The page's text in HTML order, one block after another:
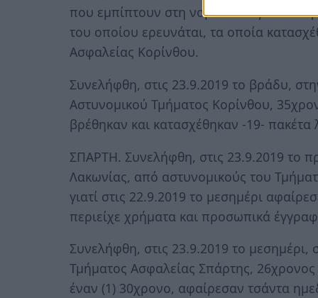
που εμπίπτουν στη νομοθεσία για τα
του οποίου ερευνάται, τα οποία
Ασφαλείας Κορίνθου.
Συνελήφθη, στις 23.9.2019 το βράδυ,
Αστυνομικού Τμήματος Κορίνθου,
βρέθηκαν και κατασχέθηκαν -19- πακέτα
ΣΠΑΡΤΗ. Συνελήφθη, στις 23.9.2019 το
Λακωνίας, από αστυνομικούς του
γιατί στις 22.9.2019 το μεσημέρι
περιείχε χρήματα και προσωπικά
Συνελήφθη, στις 23.9.2019 το
Τμήματος Ασφαλείας Σπάρτης, 26χρονος
έναν (1) 30χρονο, αφαίρεσαν τσάντα